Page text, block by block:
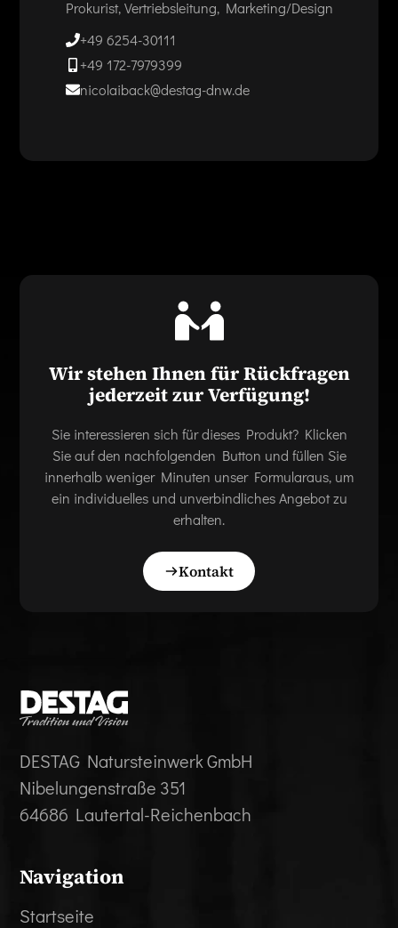
Prokurist, Vertriebsleitung, Marketing/Design
+49 6254-30111
+49 172-7979399
nicolaiback@destag-dnw.de
Wir stehen Ihnen für Rückfragen
jederzeit zur Verfügung!
Sie interessieren sich für dieses Produkt? Klicken
Sie auf den nachfolgenden Button und füllen Sie
innerhalb weniger Minuten unser Formularaus, um
ein individuelles und unverbindliches Angebot zu
erhalten.
Kontakt
DESTAG Natursteinwerk GmbH
Nibelungenstraße 351
64686 Lautertal-Reichenbach
Navigation
Startseite